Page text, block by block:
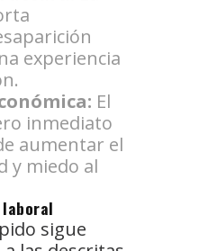
experiencia
El
inmediato
aumentar el
y miedo al
sigue